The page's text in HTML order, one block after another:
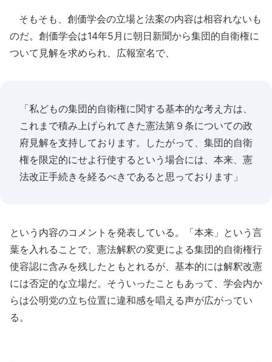
そもそも、創価学会の立場と法案の内容は相容れないも
のだ。創価学会は14年5月に朝日新聞から集団的自衛権に
ついて見解を求められ、広報室名で、
「私どもの集団的自衛権に関する基本的な考え方は、
これまで積み上げられてきた憲法第９条についての政
府見解を支持しております。したがって、集団的自衛
権を限定的にせよ行使するという場合には、本来、憲
法改正手続きを経るべきであると思っております」
という内容のコメントを発表している。「本来」という言
葉を入れることで、憲法解釈の変更による集団的自衛権行
使容認に含みを残したともとれるが、基本的には解釈改憲
には否定的な立場だ。そういったこともあって、学会内か
らは公明党の立ち位置に違和感を唱える声が広がってい
る。